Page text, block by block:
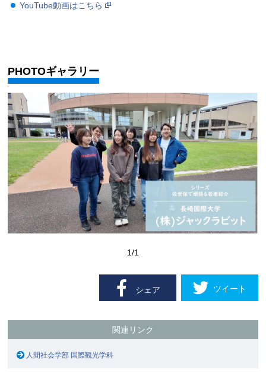
YouTube動画はこちら
PHOTOギャラリー
1/1
シェア ツイート
関連リンク
人間社会学部 国際観光学科